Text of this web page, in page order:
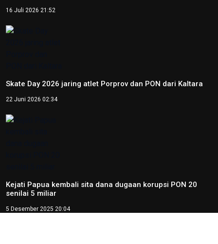
16 Juli 2026 21:52
Skate Day 2026 jaring atlet Porprov dan PON dari Kaltara
22 Juni 2026 02:34
Kejati Papua kembali sita dana dugaan korupsi PON 20
senilai 5 miliar
5 Desember 2025 20:04